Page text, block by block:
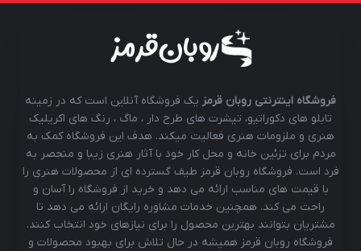
فروشگاه اینترنتی روبان قرمز یک فروشگاه آنلاین است که در زمینه
تابلو های دکوراتیو، تیشرت های طرح دار ، ماگ ، رنگ های اکریلیک
هنری و ملزومات هنری فعالیت میکند. هدف این فروشگاه کمک به
مردم برای تزئین خانه و محل کار خود با آثار هنری زیبا و منحصر به
فرد است. فروشگاه روبان قرمز طیف گسترده ای از محصولات هنری را
با قیمت های مناسب ارائه می دهد و خرید از فروشگاه را آسان و
راحت می کند. همچنین خدمات مشاوره رایگان ارائه می دهد تا
مشتریان بتوانند بهترین محصول را برای نیازهای خود انتخاب کنند.
فروشگاه روبان قرمز همیشه در حال تلاش برای بهبود محصولات و